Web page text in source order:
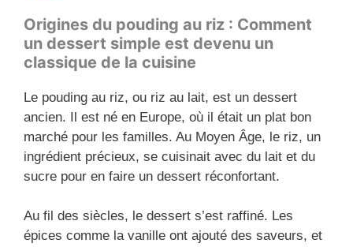
Origines du pouding au riz : Comment
un dessert simple est devenu un
classique de la cuisine
Le pouding au riz, ou riz au lait, est un dessert
ancien. Il est né en Europe, où il était un plat bon
marché pour les familles. Au Moyen Âge, le riz, un
ingrédient précieux, se cuisinait avec du lait et du
sucre pour en faire un dessert réconfortant.
Au fil des siècles, le dessert s’est raffiné. Les
épices comme la vanille ont ajouté des saveurs, et